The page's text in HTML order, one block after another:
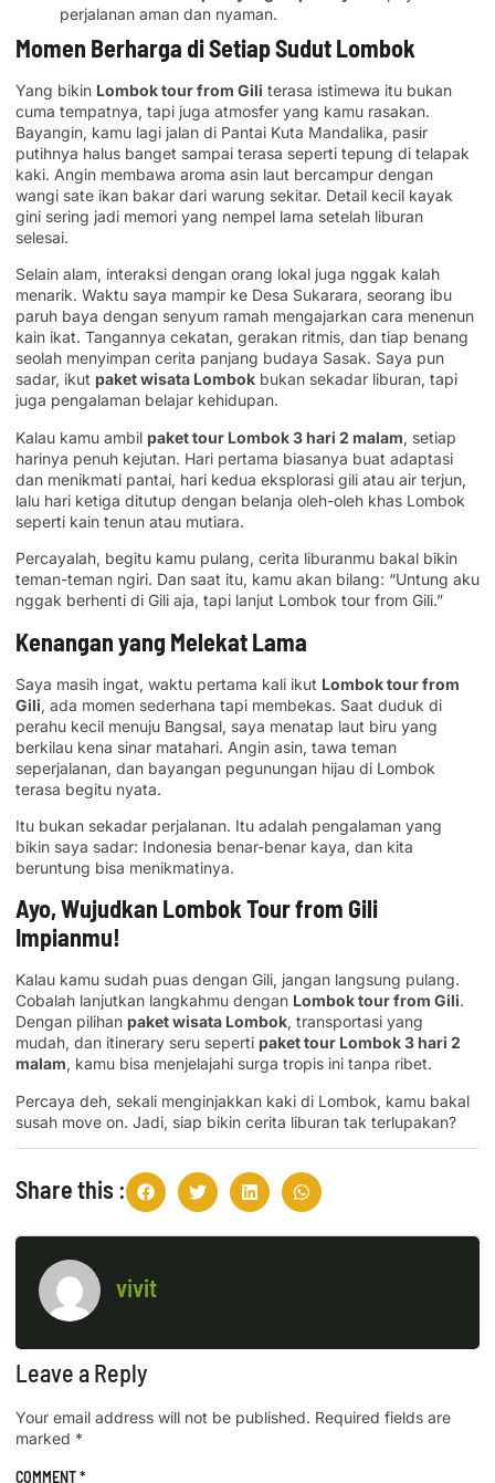
perjalanan aman dan nyaman.
Momen Berharga di Setiap Sudut Lombok
Yang bikin Lombok tour from Gili terasa istimewa itu bukan
cuma tempatnya, tapi juga atmosfer yang kamu rasakan.
Bayangin, kamu lagi jalan di Pantai Kuta Mandalika, pasir
putihnya halus banget sampai terasa seperti tepung di telapak
kaki. Angin membawa aroma asin laut bercampur dengan
wangi sate ikan bakar dari warung sekitar. Detail kecil kayak
gini sering jadi memori yang nempel lama setelah liburan
selesai.
Selain alam, interaksi dengan orang lokal juga nggak kalah
menarik. Waktu saya mampir ke Desa Sukarara, seorang ibu
paruh baya dengan senyum ramah mengajarkan cara menenun
kain ikat. Tangannya cekatan, gerakan ritmis, dan tiap benang
seolah menyimpan cerita panjang budaya Sasak. Saya pun
sadar, ikut paket wisata Lombok bukan sekadar liburan, tapi
juga pengalaman belajar kehidupan.
Kalau kamu ambil paket tour Lombok 3 hari 2 malam, setiap
harinya penuh kejutan. Hari pertama biasanya buat adaptasi
dan menikmati pantai, hari kedua eksplorasi gili atau air terjun,
lalu hari ketiga ditutup dengan belanja oleh-oleh khas Lombok
seperti kain tenun atau mutiara.
Percayalah, begitu kamu pulang, cerita liburanmu bakal bikin
teman-teman ngiri. Dan saat itu, kamu akan bilang: “Untung aku
nggak berhenti di Gili aja, tapi lanjut Lombok tour from Gili.”
Kenangan yang Melekat Lama
Saya masih ingat, waktu pertama kali ikut Lombok tour from
Gili, ada momen sederhana tapi membekas. Saat duduk di
perahu kecil menuju Bangsal, saya menatap laut biru yang
berkilau kena sinar matahari. Angin asin, tawa teman
seperjalanan, dan bayangan pegunungan hijau di Lombok
terasa begitu nyata.
Itu bukan sekadar perjalanan. Itu adalah pengalaman yang
bikin saya sadar: Indonesia benar-benar kaya, dan kita
beruntung bisa menikmatinya.
Ayo, Wujudkan Lombok Tour from Gili
Impianmu!
Kalau kamu sudah puas dengan Gili, jangan langsung pulang.
Cobalah lanjutkan langkahmu dengan Lombok tour from Gili.
Dengan pilihan paket wisata Lombok, transportasi yang
mudah, dan itinerary seru seperti paket tour Lombok 3 hari 2
malam, kamu bisa menjelajahi surga tropis ini tanpa ribet.
Percaya deh, sekali menginjakkan kaki di Lombok, kamu bakal
susah move on. Jadi, siap bikin cerita liburan tak terlupakan?
Share this :
vivit
Leave a Reply
Your email address will not be published. Required fields are
marked *
COMMENT*